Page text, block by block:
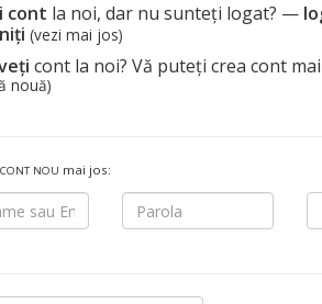
cont la noi, dar nu sunteți logat? —
(vezi mai jos)
cont la noi? Vă puteți crea cont
nouă)
CONT NOU mai jos: